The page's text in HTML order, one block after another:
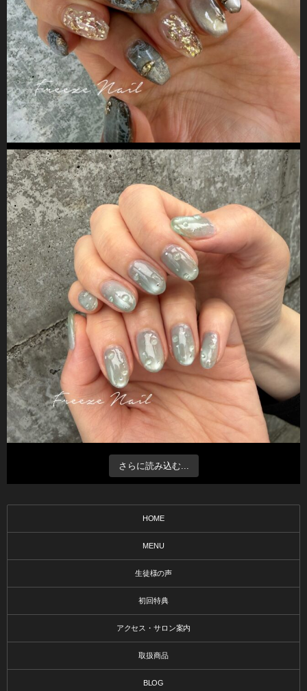
さらに読み込む...
HOME
MENU
生徒様の声
初回特典
アクセス・サロン案内
取扱商品
BLOG